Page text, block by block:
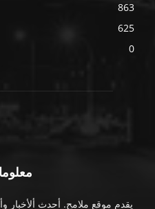
863
625
0
يقدم موقع ملامح. أحدث ألأخبار